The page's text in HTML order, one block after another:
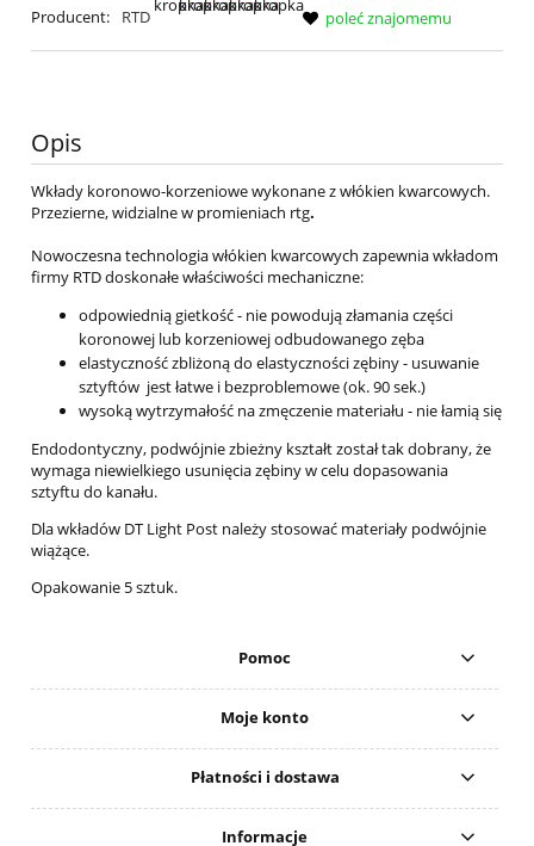
Producent:
RTD
poleć znajomemu
Opis
Wkłady koronowo-korzeniowe wykonane z włókien kwarcowych.
Przezierne, widzialne w promieniach rtg.
Nowoczesna technologia włókien kwarcowych zapewnia wkładom
firmy RTD doskonałe właściwości mechaniczne:
odpowiednią gietkość - nie powodują złamania części
koronowej lub korzeniowej odbudowanego zęba
elastyczność zbliżoną do elastyczności zębiny - usuwanie
sztyftów jest łatwe i bezproblemowe (ok. 90 sek.)
wysoką wytrzymałość na zmęczenie materiału - nie łamią się
Endodontyczny, podwójnie zbieżny kształt został tak dobrany, że
wymaga niewielkiego usunięcia zębiny w celu dopasowania
sztyftu do kanału.
Dla wkładów DT Light Post należy stosować materiały podwójnie
wiążące.
Opakowanie 5 sztuk.
Pomoc
Moje konto
Płatności i dostawa
Informacje